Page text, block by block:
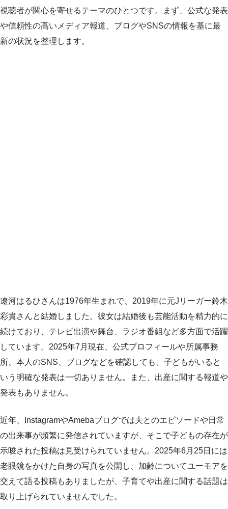
視聴者が関心を寄せるテーマのひとつです。まず、公式な発表
や信頼性の高いメディア報道、ブログやSNSの情報を基に最
新の状況を整理します。
遼河はるひさんは1976年生まれで、2019年に元Jリーガー鈴木
彩貴さんと結婚しました。彼女は結婚後も芸能活動を精力的に
続けており、テレビ出演や舞台、ラジオ番組など多方面で活躍
しています。2025年7月現在、公式プロフィールや所属事務
所、本人のSNS、ブログなどを確認しても、子どもがいると
いう明確な発表は一切ありません。また、出産に関する報道や
発表もありません。
近年、InstagramやAmebaブログでは夫とのエピソードや日常
の出来事が頻繁に発信されていますが、そこで子どもの存在が
示唆された投稿は見受けられていません。2025年6月25日には
老眼鏡をかけた自身の写真を公開し、加齢についてユーモアを
交えて語る投稿もありましたが、子育てや出産に関する話題は
取り上げられていませんでした。